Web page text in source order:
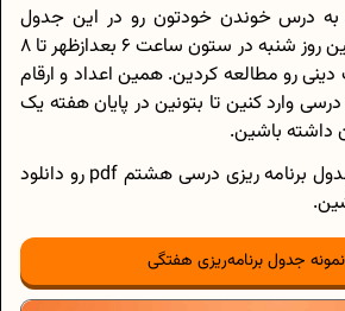
به درس خوندن خودتون رو در این جدول
بنویسین. مثلاً فرض کنین روز شنبه در ستون ساعت 6 بعدازظهر تا 8
دینی رو مطالعه کردین. همین اعداد و ارقام
وارد کنین تا بتونین در پایان هفته یک
داشته باشین.
می‌تونین برای نمونه، جدول برنامه ریزی درسی هشتم pdf رو دانلود
نمونه جدول برنامه‌ریزی هفتگی